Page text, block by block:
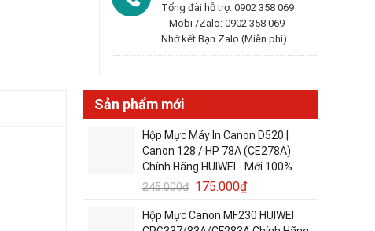
Tổng đài hỗ trợ: 0902 358 069
- Mobi /Zalo: 0902 358 069 -
Nhớ kết Bạn Zalo (Miễn phí)
Sản phẩm mới
Hộp Mực Máy In Canon D520 |
Canon 128 / HP 78A (CE278A)
Chính Hãng HUIWEI - Mới 100%
245.000₫ 175.000₫
Hộp Mực Canon MF230 HUIWEI